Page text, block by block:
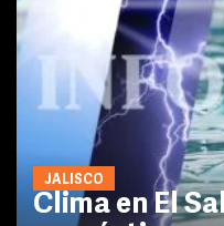
JALISCO
Clima en El